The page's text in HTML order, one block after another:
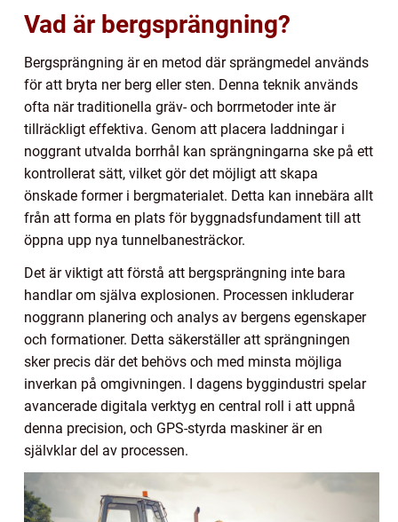
Vad är bergsprängning?
Bergsprängning är en metod där sprängmedel används
för att bryta ner berg eller sten. Denna teknik används
ofta när traditionella gräv- och borrmetoder inte är
tillräckligt effektiva. Genom att placera laddningar i
noggrant utvalda borrhål kan sprängningarna ske på ett
kontrollerat sätt, vilket gör det möjligt att skapa
önskade former i bergmaterialet. Detta kan innebära allt
från att forma en plats för byggnadsfundament till att
öppna upp nya tunnelbanesträckor.
Det är viktigt att förstå att bergsprängning inte bara
handlar om själva explosionen. Processen inkluderar
noggrann planering och analys av bergens egenskaper
och formationer. Detta säkerställer att sprängningen
sker precis där det behövs och med minsta möjliga
inverkan på omgivningen. I dagens byggindustri spelar
avancerade digitala verktyg en central roll i att uppnå
denna precision, och GPS-styrda maskiner är en
självklar del av processen.